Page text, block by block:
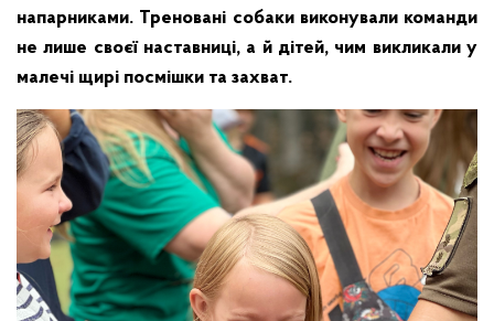
напарниками. Треновані собаки виконували команди
не лише своєї наставниці, а й дітей, чим викликали у
малечі щирі посмішки та захват.